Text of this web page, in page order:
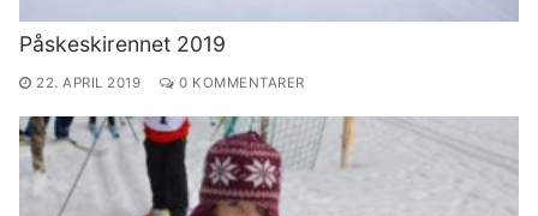
Påskeskirennet 2019
22. APRIL 2019 0 KOMMENTARER